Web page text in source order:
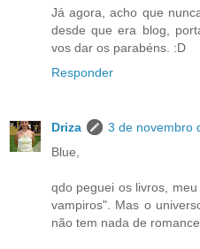
Já agora, acho que
desde que era blog,
vos dar os parabéns. :D
Responder
Driza
3 de novembro
Blue,
qdo peguei os livros,
vampiros". Mas o
não tem nada de